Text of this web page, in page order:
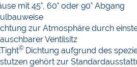
mit 45°, 60° oder 90° Abgang
zur Atmosphäre durch
Ventilsitz
© Dichtung aufgrund des
gehört zur